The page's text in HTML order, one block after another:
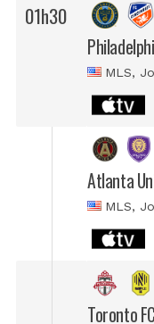
01h30
MLS,
Atlanta
MLS,
Toronto